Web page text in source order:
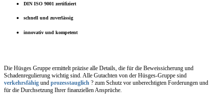
DIN ISO 9001 zertifiziert
schnell und zuverlässig
innovativ und kompetent
Die Hüsges Gruppe ermittelt präzise alle Details, die für die Beweissicherung und
Schadenregulierung wichtig sind. Alle Gutachten von der Hüsges-Gruppe sind
verkehrsfähig und prozesstauglich ? zum Schutz vor unberechtigten Forderungen und
für die Durchsetzung Ihrer finanziellen Ansprüche.